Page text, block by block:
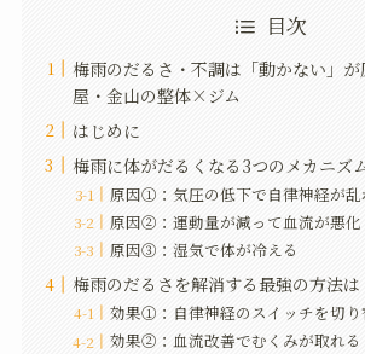
目次
梅雨のだるさ・不調は「動かない」
屋・金山の整体×ジム
はじめに
梅雨に体がだるくなる3つのメカニズ
原因①：気圧の低下で自律神経が乱
原因②：運動量が減って血流が悪化
原因③：湿気で体が冷える
梅雨のだるさを解消する最強の方法は
効果①：自律神経のスイッチを切り
効果②：血流改善でむくみが取れる